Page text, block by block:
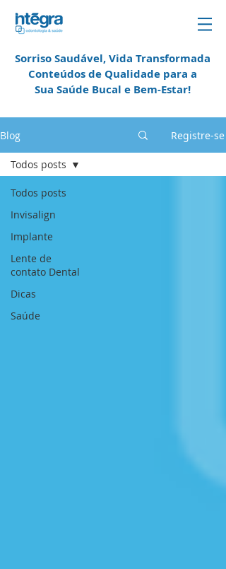
Sorriso Saudável, Vida Transformada
Conteúdos de Qualidade para a
Sua Saúde Bucal e Bem-Estar!
Blog Registre-se
Todos posts
Invisalign
Implante
Lente de
contato Dental
Dicas
Saúde
Todos posts